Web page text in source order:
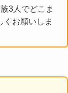
族3人でどこま
くお願いしま